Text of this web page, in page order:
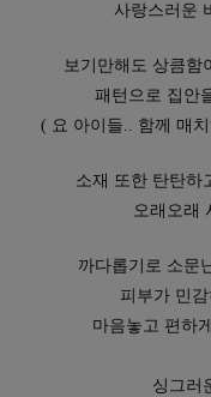
사랑스러운
보기만해도 상큼함
패턴으로 집안
( 요 아이들.. 함께 매
소재 또한 탄탄하
오래오래
까다롭기로 소문
피부가 민
마음놓고 편하
싱그러